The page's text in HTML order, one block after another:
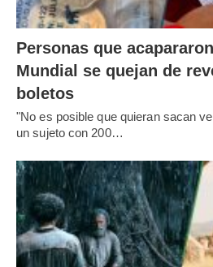
Personas que
Mundial se quejan de
boletos
"No es posible que quieran sacan
un sujeto con 200…